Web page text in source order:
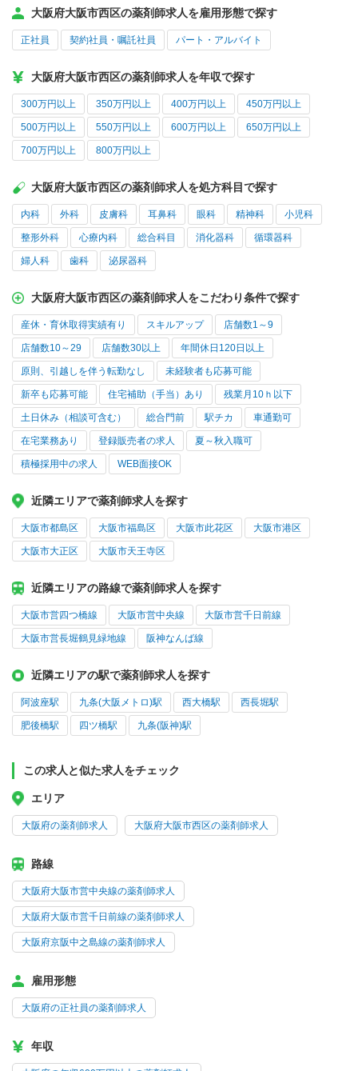
大阪府大阪市西区の薬剤師求人を雇用形態で探す
正社員 契約社員・嘱託社員 パート・アルバイト
大阪府大阪市西区の薬剤師求人を年収で探す
300万円以上 350万円以上 400万円以上 450万円以上
500万円以上 550万円以上 600万円以上 650万円以上
700万円以上 800万円以上
大阪府大阪市西区の薬剤師求人を処方科目で探す
内科 外科 皮膚科 耳鼻科 眼科 精神科 小児科
整形外科 心療内科 総合科目 消化器科 循環器科
婦人科 歯科 泌尿器科
大阪府大阪市西区の薬剤師求人をこだわり条件で探す
産休・育休取得実績有り スキルアップ 店舗数1～9
店舗数10～29 店舗数30以上 年間休日120日以上
原則、引越しを伴う転勤なし 未経験者も応募可能
新卒も応募可能 住宅補助（手当）あり 残業月10ｈ以下
土日休み（相談可含む） 総合門前 駅チカ 車通勤可
在宅業務あり 登録販売者の求人 夏～秋入職可
積極採用中の求人 WEB面接OK
近隣エリアで薬剤師求人を探す
大阪市都島区 大阪市福島区 大阪市此花区 大阪市港区
大阪市大正区 大阪市天王寺区
近隣エリアの路線で薬剤師求人を探す
大阪市営四つ橋線 大阪市営中央線 大阪市営千日前線
大阪市営長堀鶴見緑地線 阪神なんば線
近隣エリアの駅で薬剤師求人を探す
阿波座駅 九条(大阪メトロ)駅 西大橋駅 西長堀駅
肥後橋駅 四ツ橋駅 九条(阪神)駅
この求人と似た求人をチェック
エリア
大阪府の薬剤師求人 大阪府大阪市西区の薬剤師求人
路線
大阪府大阪市営中央線の薬剤師求人
大阪府大阪市営千日前線の薬剤師求人
大阪府京阪中之島線の薬剤師求人
雇用形態
大阪府の正社員の薬剤師求人
年収